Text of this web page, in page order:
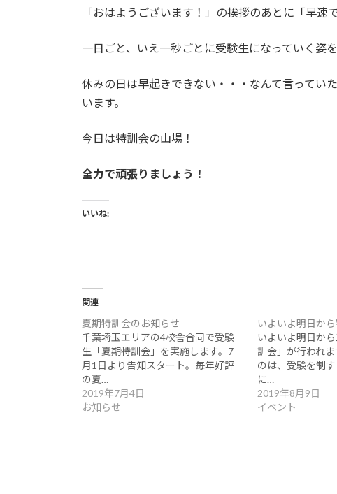
「おはようございます！」の挨拶のあとに「早速
一日ごと、いえ一秒ごとに受験生になっていく姿
休みの日は早起きできない・・・なんて言ってい
います。
今日は特訓会の山場！
全力で頑張りましょう！
いいね:
関連
夏期特訓会のお知らせ
千葉埼玉エリアの4校舎合同で受験
生「夏期特訓会」を実施します。7
月1日より告知スタート。毎年好評
の夏…
2019年7月4日
お知らせ
いよいよ明日か
いよいよ明日か
訓会」が行われ
のは、受験を制
に…
2019年8月9日
イベント